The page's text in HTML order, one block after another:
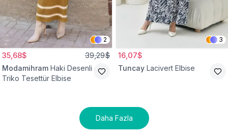
2
35,68$ 39,29$
Modamihram Haki Desenli
Triko Tesettür Elbise
3
16,07$
Tuncay Lacivert Elbise
Daha Fazla